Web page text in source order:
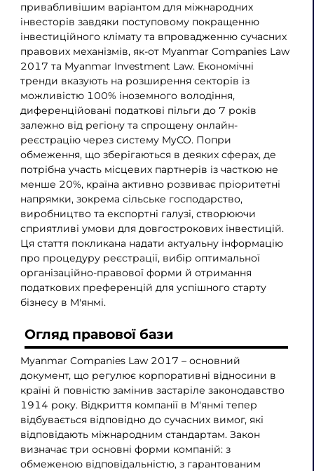
привабливішим варіантом для міжнародних
інвесторів завдяки поступовому покращенню
інвестиційного клімату та впровадженню сучасних
правових механізмів, як-от Myanmar Companies Law
2017 та Myanmar Investment Law. Економічні
тренди вказують на розширення секторів із
можливістю 100% іноземного володіння,
диференційовані податкові пільги до 7 років
залежно від регіону та спрощену онлайн-
реєстрацію через систему MyCO. Попри
обмеження, що зберігаються в деяких сферах, де
потрібна участь місцевих партнерів із часткою не
менше 20%, країна активно розвиває пріоритетні
напрямки, зокрема сільське господарство,
виробництво та експортні галузі, створюючи
сприятливі умови для довгострокових інвестицій.
Ця стаття покликана надати актуальну інформацію
про процедуру реєстрації, вибір оптимальної
організаційно-правової форми й отримання
податкових преференцій для успішного старту
бізнесу в М'янмі.
Огляд правової бази
Myanmar Companies Law 2017 – основний
документ, що регулює корпоративні відносини в
країні й повністю замінив застаріле законодавство
1914 року. Відкриття компанії в М'янмі тепер
відбувається відповідно до сучасних вимог, які
відповідають міжнародним стандартам. Закон
визначає три основні форми компаній: з
обмеженою відповідальністю, з гарантованим